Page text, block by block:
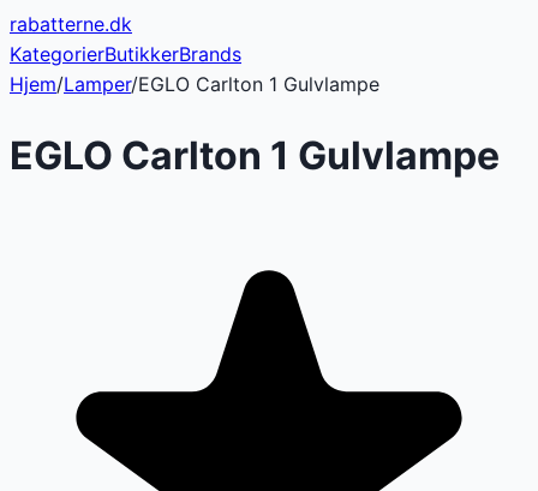
rabatterne.dk
KategorierButikkerBrands
Hjem/Lamper/EGLO Carlton 1 Gulvlampe
EGLO Carlton 1 Gulvlampe